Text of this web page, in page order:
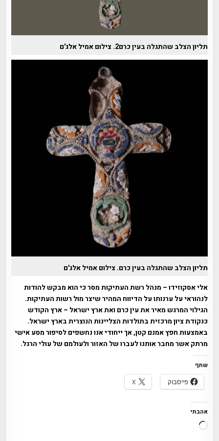
תליון הצלב שהתגלה בעין כרם2. צילום אמיל אלג'ם
תליון הצלב שהתגלה בעין כרם. צילום אמיל אלג'ם
אלי אסקוזידו – מנהל רשת העתיקות מסר כי הוא מבקש להודות
לנהוראי על ערנותו על הדיווח המהיר שיצר מול רשות העתיקות.
הגילוי המרגש מאיר את עין כרם ואת ארץ ישראל – ארץ הקודש
כנקודת ציון מרכזית בתולדות הצליינות הנוצרית בארץ ישראל.
באמצעות חפץ אמנם קטן, אך ייחודי אנו נחשפים לסיפור מסע אישי
מרתק אשר מחבר אותנו לעברו של האזור ולעולמם של עולי הרגל.
שתף
פייסבוק
X
אהבתי
טוען...